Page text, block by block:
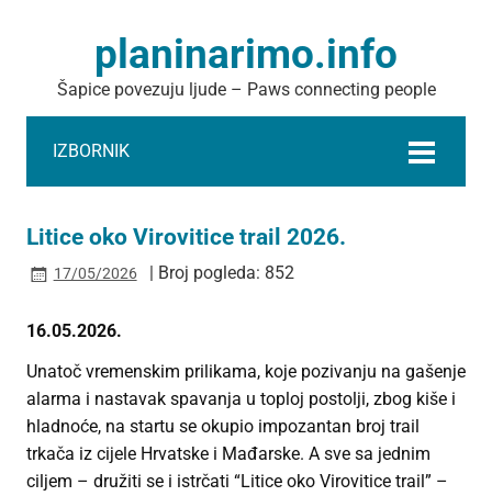
planinarimo.info
Šapice povezuju ljude – Paws connecting people
IZBORNIK
Litice oko Virovitice trail 2026.
17/05/2026 | Broj pogleda: 852
16.05.2026.
Unatoč vremenskim prilikama, koje pozivanju na gašenje
alarma i nastavak spavanja u toploj postolji, zbog kiše i
hladnoće, na startu se okupio impozantan broj trail
trkača iz cijele Hrvatske i Mađarske. A sve sa jednim
ciljem – družiti se i istrčati “Litice oko Virovitice trail” –